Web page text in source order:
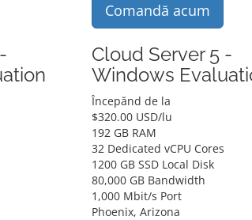
Comandă acum
Cloud Server 5 -
Windows
Începănd de la
$320.00 USD/lu
192 GB RAM
32 Dedicated vCPU Cores
1200 GB SSD Local Disk
80,000 GB Bandwidth
1,000 Mbit/s Port
Phoenix, Arizona